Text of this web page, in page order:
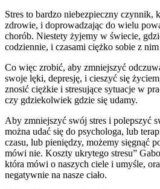
Stres to bardzo niebezpieczny czynnik,
zdrowie, i doprowadzając do wielu
chorób. Niestety żyjemy w świecie,
codziennie, i czasami ciężko sobie z
Co więc zrobić, aby zmniejszyć
swoje lęki, depresję, i cieszyć się
znosić ciężkie i stresujące sytuacje w
czy gdziekolwiek gdzie się udamy.
Aby zmniejszyć swój stres i polepszyć
można udać się do psychologa, lub
czasu, lub pieniędzy, możemy sięgnąć
mówi nie. Koszty ukrytego stresu”
która mówi o naszych ciele i umyśle,
negatywnie na nasze ciało.